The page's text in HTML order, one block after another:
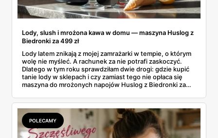
Lody, slush i mrożona kawa w domu — maszyna Huslog z
Biedronki za 499 zł
Lody latem znikają z mojej zamrażarki w tempie, o którym
wolę nie myśleć. A rachunek za nie potrafi zaskoczyć.
Dlatego w tym roku sprawdziłam dwie drogi: gdzie kupić
tanie lody w sklepach i czy zamiast tego nie opłaca się
maszyna do mrożonych napojów Huslog z Biedronki za
kawę w domu, bez wychodzenia po nie do sklepu.
Postanowiłam policzyć, kiedy naprawdę się to zwraca.
POLECAMY